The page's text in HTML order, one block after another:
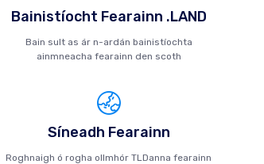
Bainistíocht Fearainn .LAND
Bain sult as ár n-ardán bainistíochta
ainmneacha fearainn den scoth
Síneadh Fearainn
Roghnaigh ó rogha ollmhór TLDanna fearainn